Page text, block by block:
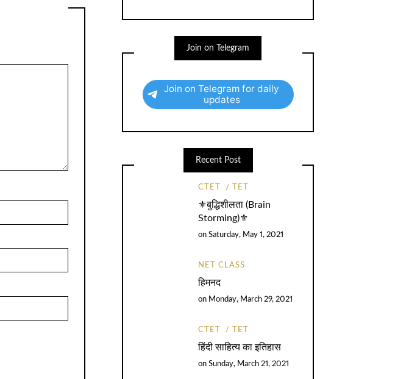
Join on Telegram
Join on Telegram for daily
updates
Recent Post
CTET TET
⚜️बुद्धिशीलता (Brain
Storming)⚜️
on Saturday, May 1, 2021
NET CLASS
हिमनद
on Monday, March 29, 2021
CTET TET
हिंदी साहित्य का इतिहास
on Sunday, March 21, 2021